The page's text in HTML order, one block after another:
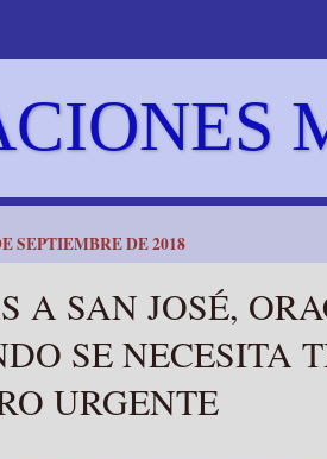
SEPTIEMBRE DE 2018
A SAN JOSÉ,
SE NECESITA
URGENTE